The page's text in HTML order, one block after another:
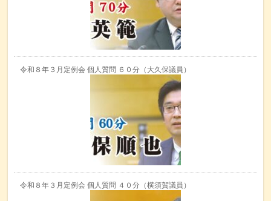
令和８年３月定例会 個人質問 ６０分（大久保議員）
令和８年３月定例会 個人質問 ４０分（横須賀議員）